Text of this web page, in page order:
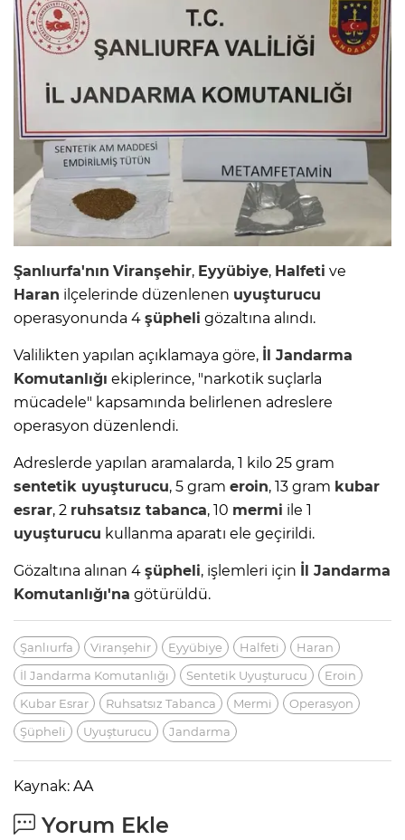
Şanlıurfa'nın Viranşehir, Eyyübiye, Halfeti ve
Haran ilçelerinde düzenlenen uyuşturucu
operasyonunda 4 şüpheli gözaltına alındı.
Valilikten yapılan açıklamaya göre, İl Jandarma
Komutanlığı ekiplerince, "narkotik suçlarla
mücadele" kapsamında belirlenen adreslere
operasyon düzenlendi.
Adreslerde yapılan aramalarda, 1 kilo 25 gram
sentetik uyuşturucu, 5 gram eroin, 13 gram kubar
esrar, 2 ruhsatsız tabanca, 10 mermi ile 1
uyuşturucu kullanma aparatı ele geçirildi.
Gözaltına alınan 4 şüpheli, işlemleri için İl Jandarma
Komutanlığı'na götürüldü.
Şanlıurfa Viranşehir Eyyübiye Halfeti
Haran
İl Jandarma Komutanlığı
Sentetik Uyuşturucu
Eroin
Kubar Esrar
Ruhsatsız Tabanca Mermi
Operasyon
Şüpheli
Uyuşturucu Jandarma
Kaynak: AA
Yorum Ekle